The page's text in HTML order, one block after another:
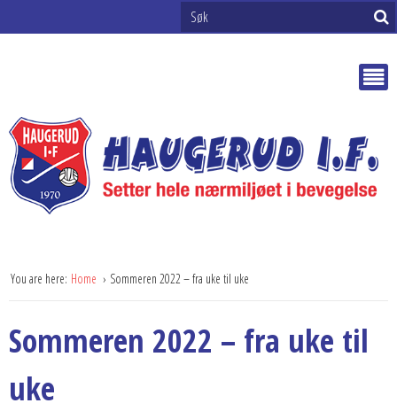
You are here: Home Sommeren 2022 – fra uke til uke
Sommeren 2022 – fra uke til
uke